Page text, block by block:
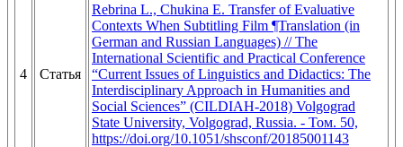
4 Статья
Rebrina L., Chukina E. Transfer of Evaluative
Contexts When Subtitling Film ¶Translation (in
German and Russian Languages) // The
International Scientific and Practical Conference
“Current Issues of Linguistics and Didactics: The
Interdisciplinary Approach in Humanities and
Social Sciences” (CILDIAH-2018) Volgograd
State University, Volgograd, Russia. - Том. 50,
https://doi.org/10.1051/shsconf/20185001143